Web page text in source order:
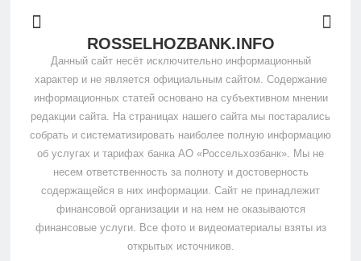
ROSSELHOZBANK.INFO
Данный сайт несёт исключительно информационный
характер и не является официальным сайтом. Содержание
информационных статей основано на субъективном мнении
редакции сайта. На страницах нашего сайта мы постарались
собрать и систематизировать наиболее полную информацию
об услугах и тарифах банка АО «Россельхозбанк». Мы не
несем ответственность за полноту и достоверность
содержащейся в них информации. Сайт не принадлежит
финансовой организации и на нем не оказываются
финансовые услуги. Все фото и видеоматериалы взяты из
открытых источников.